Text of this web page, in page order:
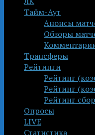
Тайм-Аут
Анонсы
Обзоры
Трансферы
Рейтинги
Рейтинг
Рейтинг
Рейтинг
Опросы
LIVE
Статистика